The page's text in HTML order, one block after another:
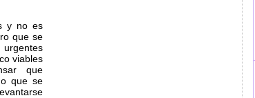
y no es
que se
viables
que
que se